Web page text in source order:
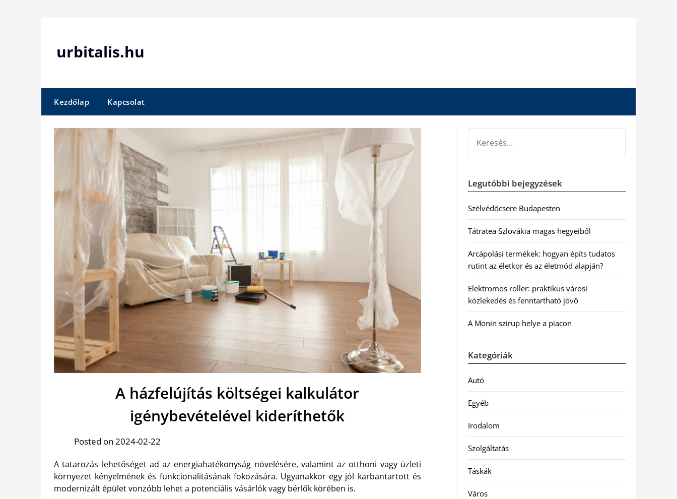
urbitalis.hu
Kezdőlap Kapcsolat
A házfelújítás költségei kalkulátor
igénybevételével kideríthetők
Posted on 2024-02-22
A tatarozás lehetőséget ad az energiahatékonyság növelésére, valamint az otthoni vagy üzleti
környezet kényelmének és funkcionalitásának fokozására. Ugyanakkor egy jól karbantartott és
modernizált épület vonzóbb lehet a potenciális vásárlók vagy bérlők körében is.
Legutóbbi bejegyzések
Szélvédőcsere Budapesten
Tátratea Szlovákia magas hegyeiből
Arcápolási termékek: hogyan építs tudatos
rutint az életkor és az életmód alapján?
Elektromos roller: praktikus városi
közlekedés és fenntartható jövő
A Monin szirup helye a piacon
Kategóriák
Autó
Egyéb
Irodalom
Szolgáltatás
Táskák
Város